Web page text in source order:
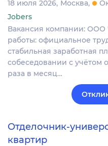
18 июля 2026 Москва
Jobers
Вакансия компании:
работы: официальное
стабильная заработная
собеседовании с учётом
раза в месяц…
Отделочник-
квартир